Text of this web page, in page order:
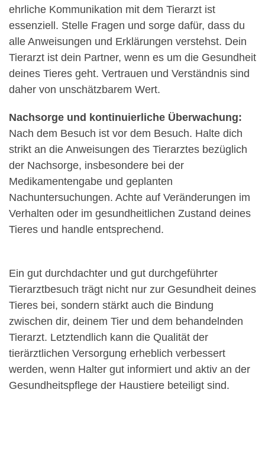
ehrliche Kommunikation mit dem Tierarzt ist
essenziell. Stelle Fragen und sorge dafür, dass du
alle Anweisungen und Erklärungen verstehst. Dein
Tierarzt ist dein Partner, wenn es um die Gesundheit
deines Tieres geht. Vertrauen und Verständnis sind
daher von unschätzbarem Wert.
Nachsorge und kontinuierliche Überwachung:
Nach dem Besuch ist vor dem Besuch. Halte dich
strikt an die Anweisungen des Tierarztes bezüglich
der Nachsorge, insbesondere bei der
Medikamentengabe und geplanten
Nachuntersuchungen. Achte auf Veränderungen im
Verhalten oder im gesundheitlichen Zustand deines
Tieres und handle entsprechend.
Ein gut durchdachter und gut durchgeführter
Tierarztbesuch trägt nicht nur zur Gesundheit deines
Tieres bei, sondern stärkt auch die Bindung
zwischen dir, deinem Tier und dem behandelnden
Tierarzt. Letztendlich kann die Qualität der
tierärztlichen Versorgung erheblich verbessert
werden, wenn Halter gut informiert und aktiv an der
Gesundheitspflege der Haustiere beteiligt sind.